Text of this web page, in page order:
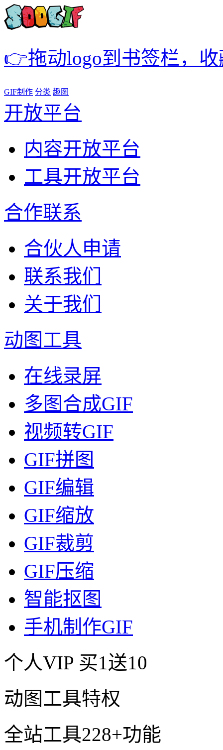
👉拖动logo到书签栏，
GIF制作 分类 趣图
开放平台
内容开放平台
工具开放平台
合作联系
合伙人申请
联系我们
关于我们
动图工具
在线录屏
多图合成GIF
视频转GIF
GIF拼图
GIF编辑
GIF缩放
GIF裁剪
GIF压缩
智能抠图
手机制作GIF
个人VIP 买1送10
动图工具特权
全站工具228+功能